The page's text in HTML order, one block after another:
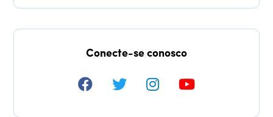
Conecte-se conosco